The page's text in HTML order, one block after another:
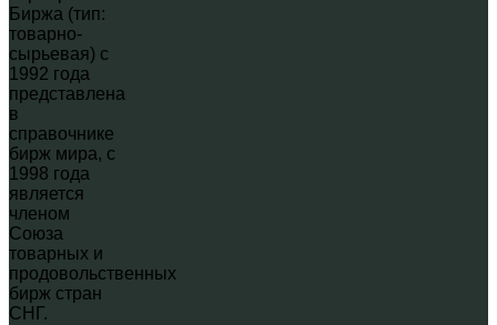
Биржа (тип:
товарно-
сырьевая) с
1992 года
представлена
в
справочнике
бирж мира, с
1998 года
является
членом
Союза
товарных и
продовольственных
бирж стран
СНГ.